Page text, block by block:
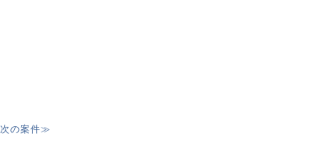
次の案件≫